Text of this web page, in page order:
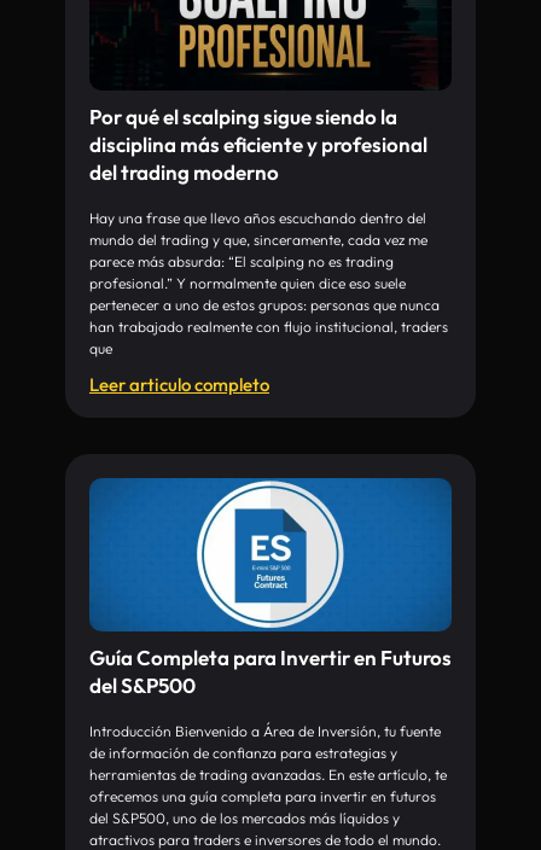
Por qué el scalping sigue siendo la
disciplina más eficiente y profesional
del trading moderno
Hay una frase que llevo años escuchando dentro del
mundo del trading y que, sinceramente, cada vez me
parece más absurda: “El scalping no es trading
profesional.” Y normalmente quien dice eso suele
pertenecer a uno de estos grupos: personas que nunca
han trabajado realmente con flujo institucional, traders
que
Leer articulo completo
Guía Completa para Invertir en Futuros
del S&P500
Introducción Bienvenido a Área de Inversión, tu fuente
de información de confianza para estrategias y
herramientas de trading avanzadas. En este artículo, te
ofrecemos una guía completa para invertir en futuros
del S&P500, uno de los mercados más líquidos y
atractivos para traders e inversores de todo el mundo.